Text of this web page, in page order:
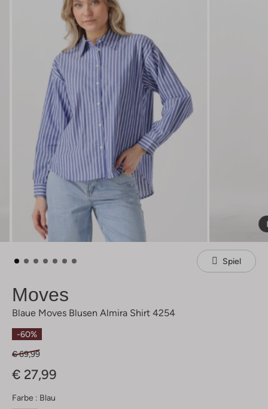
Spiel
Moves
Blaue Moves Blusen Almira Shirt 4254
-60%
€ 69,99
€ 27,99
Farbe : Blau